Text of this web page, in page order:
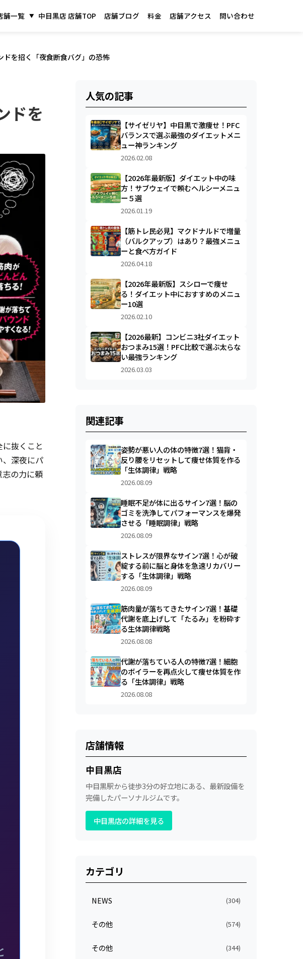
舗一覧 中目黒店 店舗TOP 店舗ブログ 料金 店舗アクセス 問い合わせ
を招く「夜食断食バグ」の恐怖
ドを
抜くこと
、深夜にパ
の力に頼
人気の記事
【サイゼリヤ】中目黒で激痩せ！PFC
バランスで選ぶ最強のダイエットメニ
ュー神ランキング
2026.02.08
【2026年最新版】ダイエット中の味
方！サブウェイで頼むヘルシーメニュ
ー５選
2026.01.19
【筋トレ民必見】マクドナルドで増量
（バルクアップ）はあり？最強メニュ
ーと食べ方ガイド
2026.04.18
【2026年最新版】スシローで痩せ
る！ダイエット中におすすめのメニュ
ー10選
2026.02.10
【2026最新】コンビニ3社ダイエット
おつまみ15選！PFC比較で選ぶ太らな
い最強ランキング
2026.03.03
関連記事
姿勢が悪い人の体の特徴7選！猫背・
反り腰をリセットして痩せ体質を作る
「生体調律」戦略
2026.08.09
睡眠不足が体に出るサイン7選！脳の
ゴミを洗浄してパフォーマンスを爆発
させる「睡眠調律」戦略
2026.08.09
ストレスが限界なサイン7選！心が破
綻する前に脳と身体を急速リカバリー
する「生体調律」戦略
2026.08.09
筋肉量が落ちてきたサイン7選！基礎
代謝を底上げして「たるみ」を粉砕す
る生体調律戦略
2026.08.08
代謝が落ちている人の特徴7選！細胞
のボイラーを再点火して痩せ体質を作
る「生体調律」戦略
2026.08.08
店舗情報
中目黒店
中目黒駅から徒歩3分の好立地にある、最新設備を
完備したパーソナルジムです。
中目黒店の詳細を見る
カテゴリ
NEWS (304)
その他 (574)
その他 (344)